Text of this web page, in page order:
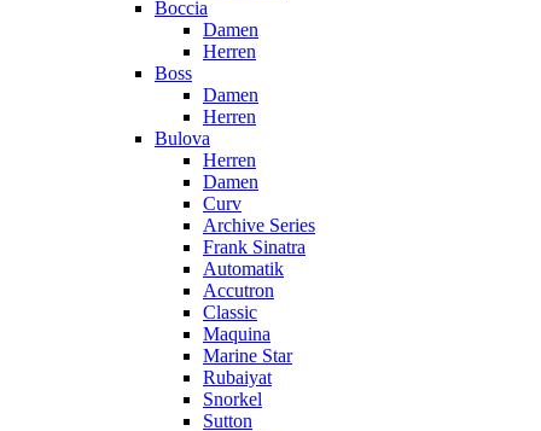
Boccia
Damen
Herren
Boss
Damen
Herren
Bulova
Herren
Damen
Curv
Archive Series
Frank Sinatra
Automatik
Accutron
Classic
Maquina
Marine Star
Rubaiyat
Snorkel
Sutton